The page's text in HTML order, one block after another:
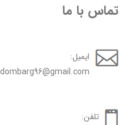
تماس با ما
ایمیل:
dombarg96@gmail.com
تلفن: